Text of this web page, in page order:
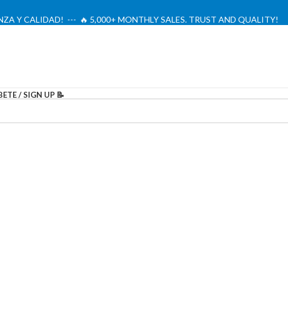
Y CALIDAD! --- 🔥 5,000+ MONTHLY SALES. TRUST AND QUALITY!
/ SIGN UP 📝